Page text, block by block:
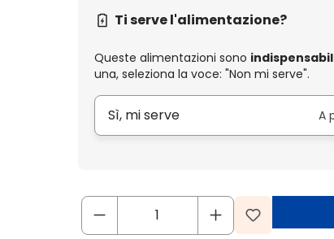
Ti serve l'alimentazione?
Queste alimentazioni sono
una, seleziona la voce: "Non mi serve".
Sì, mi serve A